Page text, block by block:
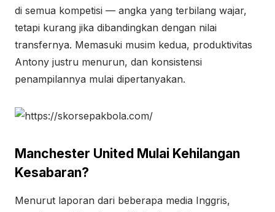
di semua kompetisi — angka yang terbilang wajar,
tetapi kurang jika dibandingkan dengan nilai
transfernya. Memasuki musim kedua, produktivitas
Antony justru menurun, dan konsistensi
penampilannya mulai dipertanyakan.
Manchester United Mulai Kehilangan
Kesabaran?
Menurut laporan dari beberapa media Inggris,